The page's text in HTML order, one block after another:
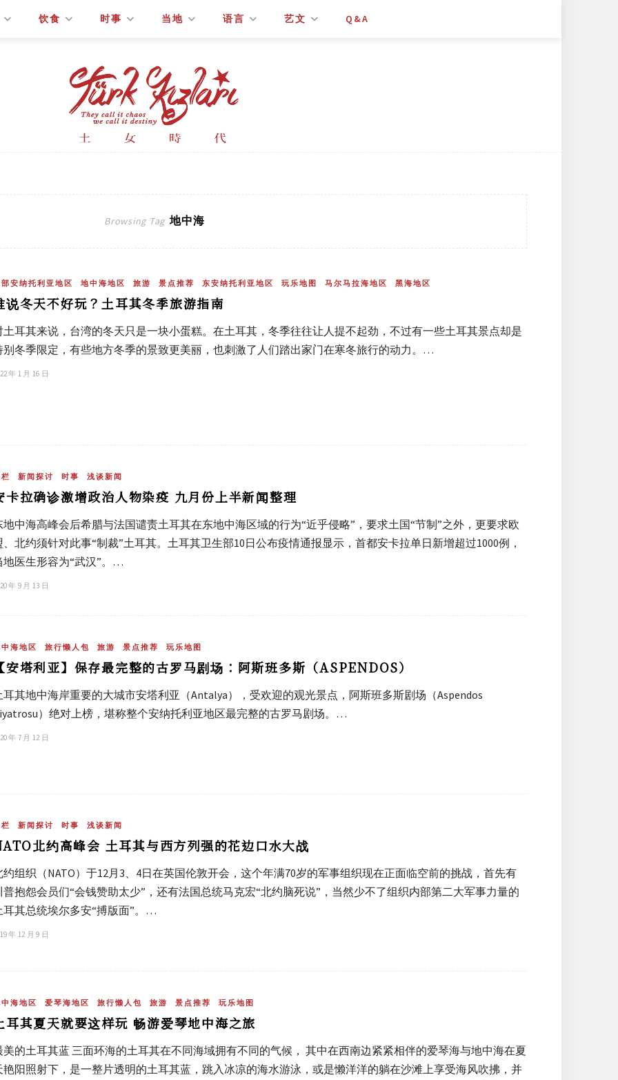
饮食 时事 当地 语言 艺文 Q&A
Browsing Tag 地中海
安纳托利亚地区 地中海地区 旅游 景点推荐 东安纳托利亚地区 玩乐地图 马尔马拉海地区 黑海地区
说冬天不好玩？土耳其冬季旅游指南
土耳其来说，台湾的冬天只是一块小蛋糕。在土耳其，冬季往往让人提不起劲，不过有一些土耳其景点却是
别冬季限定，有些地方冬季的景致更美丽，也刺激了人们踏出家门在寒冬旅行的动力。…
年 1 月 16 日
新闻探讨 时事 浅谈新闻
卡拉确诊激增政治人物染疫 九月份上半新闻整理
地中海高峰会后希腊与法国谴责土耳其在东地中海区域的行为“近乎侵略”，要求土国“节制”之外，更要求欧
、北约须针对此事“制裁”土耳其。土耳其卫生部10日公布疫情通报显示，首都安卡拉单日新增超过1000例，
地医生形容为“武汉”。…
年 9 月 13 日
海地区 旅行懒人包 旅游 景点推荐 玩乐地图
安塔利亚】保存最完整的古罗马剧场：阿斯班多斯（ASPENDOS）
耳其地中海岸重要的大城市安塔利亚（Antalya），受欢迎的观光景点，阿斯班多斯剧场（Aspendos
）绝对上榜，堪称整个安纳托利亚地区最完整的古罗马剧场。…
年 7 月 12 日
新闻探讨 时事 浅谈新闻
北约高峰会 土耳其与西方列强的花边口水大战
约组织（NATO）于12月3、4日在英国伦敦开会，这个年满70岁的军事组织现在正面临空前的挑战，首先有
普抱怨会员们“会钱赞助太少”，还有法国总统马克宏“北约脑死说”，当然少不了组织内部第二大军事力量的
耳其总统埃尔多安“搏版面”。…
年 12 月 9 日
海地区 爱琴海地区 旅行懒人包 旅游 景点推荐 玩乐地图
耳其夏天就要这样玩 畅游爱琴地中海之旅
美的土耳其蓝 三面环海的土耳其在不同海域拥有不同的气候， 其中在西南边紧紧相伴的爱琴海与地中海在夏
艳阳照射下，是一整片透明的土耳其蓝，跳入冰凉的海水游泳，或是懒洋洋的躺在沙滩上享受海风吹拂，并